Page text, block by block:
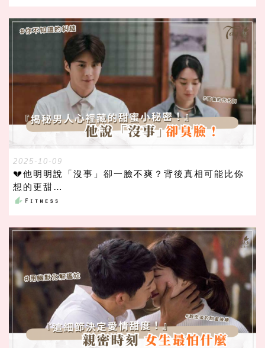
2025-10-09
💔他明明說「沒事」卻一臉不爽？背後真相可能比你
想的更甜…